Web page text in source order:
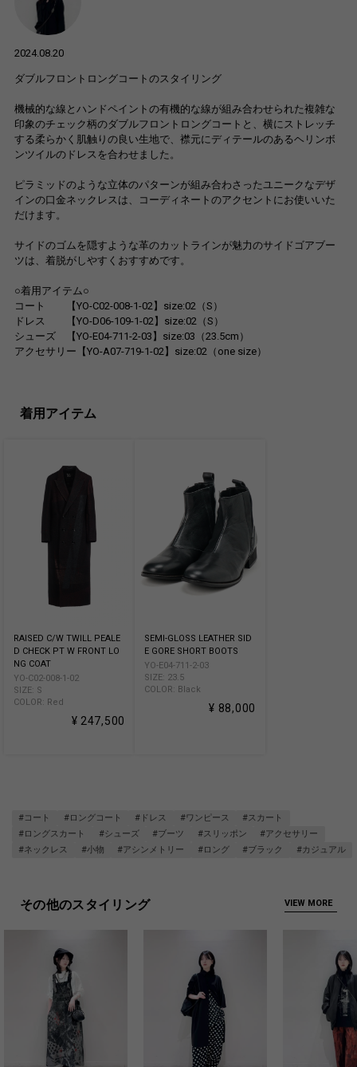
2024.08.20
ダブルフロントロングコートのスタイリング
機械的な線とハンドペイントの有機的な線が組み合わせられた複雑な
印象のチェック柄のダブルフロントロングコートと、横にストレッチ
する柔らかく肌触りの良い生地で、襟元にディテールのあるヘリンボ
ンツイルのドレスを合わせました。
ピラミッドのような立体のパターンが組み合わさったユニークなデザ
インの口金ネックレスは、コーディネートのアクセントにお使いいた
だけます。
サイドのゴムを隠すような革のカットラインが魅力のサイドゴアブー
ツは、着脱がしやすくおすすめです。
○着用アイテム○
コート 【YO-C02-008-1-02】size:02（S）
ドレス 【YO-D06-109-1-02】size:02（S）
シューズ 【YO-E04-711-2-03】size:03（23.5cm）
アクセサリー【YO-A07-719-1-02】size:02（one size）
着用アイテム
RAISED C/W TWILL PEALE
D CHECK PT W FRONT LO
NG COAT
YO-C02-008-1-02
SIZE: S
COLOR: Red
¥ 247,500
SEMI-GLOSS LEATHER SID
E GORE SHORT BOOTS
YO-E04-711-2-03
SIZE: 23.5
COLOR: Black
¥ 88,000
#コート #ロングコート #ドレス #ワンピース
#スカート
#ロングスカート
#シューズ #ブーツ #スリッポン
#アクセサリー
#ネックレス
#小物 #アシンメトリー #ロング #ブラック #カジュアル
その他のスタイリング VIEW MORE